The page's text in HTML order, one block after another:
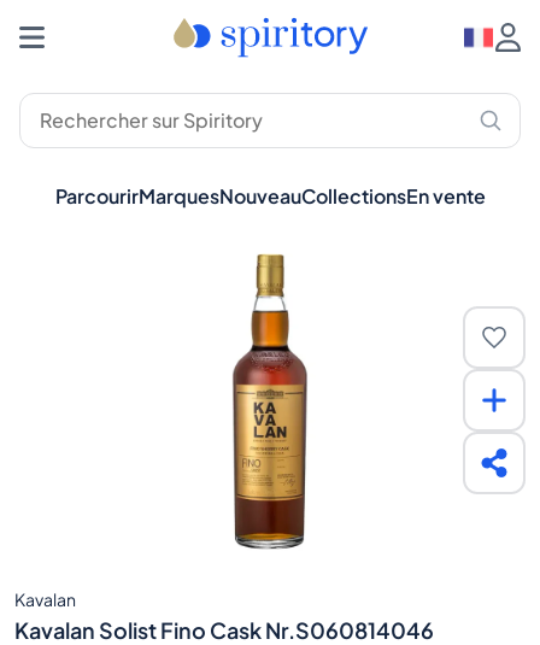
ParcourirMarquesNouveauCollectionsEn vente
Kavalan
Kavalan Solist Fino Cask Nr.S060814046